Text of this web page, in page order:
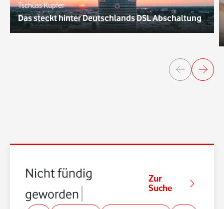
Tschüss Kupfer
Das steckt hinter Deutschlands DSL Abschaltung
Nicht fündig
geworden?
Zur
Suche